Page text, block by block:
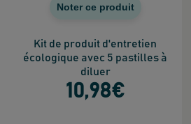
Noter ce produit
Kit de produit d'entretien
écologique avec 5 pastilles à
diluer
10,98€